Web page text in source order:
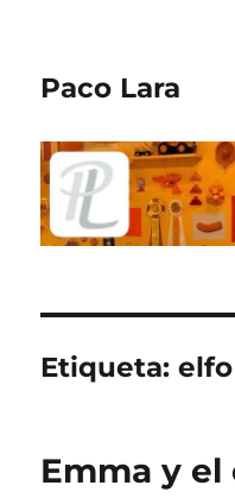
Paco Lara
Etiqueta:elfo
Emma y